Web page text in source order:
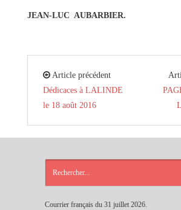
JEAN-LUC AUBARBIER.
Article précédent
Dédicaces à LALINDE
le 18 août 2016
Courrier français du 31 juillet 2026.